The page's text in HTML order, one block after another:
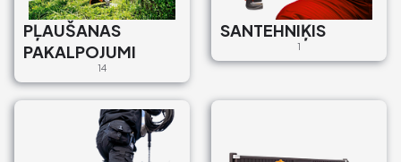
PĻAUŠANAS
PAKALPOJUMI
14
SANTEHNIĶIS
1